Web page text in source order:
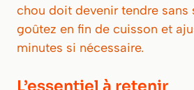
chou doit devenir tendre sans
goûtez en fin de cuisson et
minutes si nécessaire.
L’essentiel à retenir